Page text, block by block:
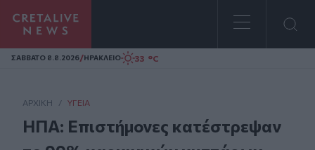
Homepage
ΣAΒΒΑΤΟ 8.8.2026/ΗΡΑΚΛΕΙΟ 33 °C
ΑΡΧΙΚΗ / ΥΓΕΊΑ
ΗΠΑ: Επιστήμονες κατέστρεψαν